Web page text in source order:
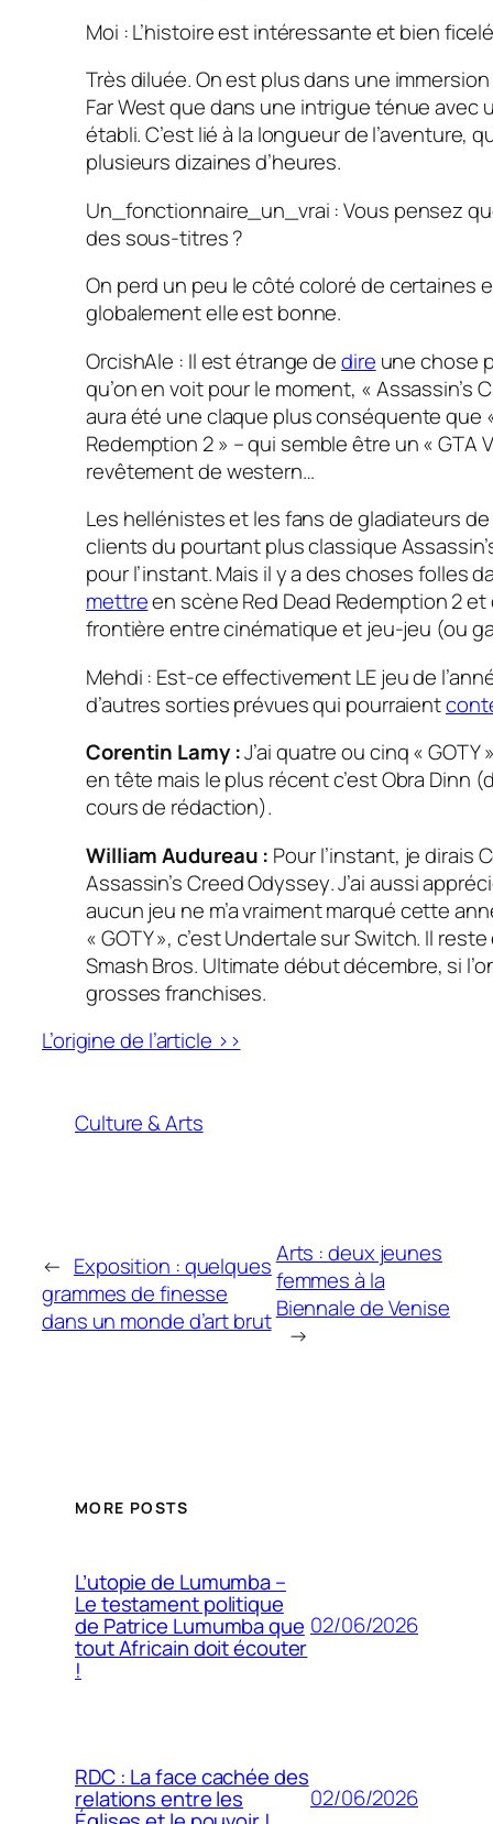
Moi : L’histoire est intéressante et bien
Très diluée. On est plus dans une
Far West que dans une intrigue ténue avec
établi. C’est lié à la longueur de l’aventure,
plusieurs dizaines d’heures.
Un_fonctionnaire_un_vrai : Vous pensez
des sous-titres ?
On perd un peu le côté coloré de certaines
globalement elle est bonne.
OrcishAle : Il est étrange dedire une chose
qu’on en voit pour le moment, « Assassin’s
aura été une claque plus conséquente que
Redemption 2 » – qui semble être un « GTA
revêtement de western…
Les hellénistes et les fans de gladiateurs
clients du pourtant plus classique
pour l’instant. Mais il y a des choses folles
mettreen scèneRed Dead Redemption 2et
frontière entre cinématique et jeu-jeu (ou
Mehdi : Est-ce effectivement LE jeu de
d’autres sorties prévues qui pourraient
Corentin Lamy :J’ai quatre ou cinq « GOTY
en tête mais le plus récent c’estObra Dinn
cours de rédaction).
William Audureau : Pour l’instant, je dirais
Assassin’s Creed Odyssey. J’ai aussi
aucun jeu ne m’a vraiment marqué cette
« GOTY », c’estUndertalesur Switch. Il
Smash Bros. Ultimatedébut décembre, si
grosses franchises.
L’origine de l’article >>
Culture & Arts
← Exposition : quelques
grammes de finesse
dans un monde d’art brut
Arts : deux jeunes
femmes à la
Biennale de Venise
→
MORE POSTS
L’utopie de Lumumba –
Le testament politique
de Patrice Lumumba que
tout Africain doit écouter
!
02/06/2026
RDC : La face cachée des
relations entre les 02/06/2026